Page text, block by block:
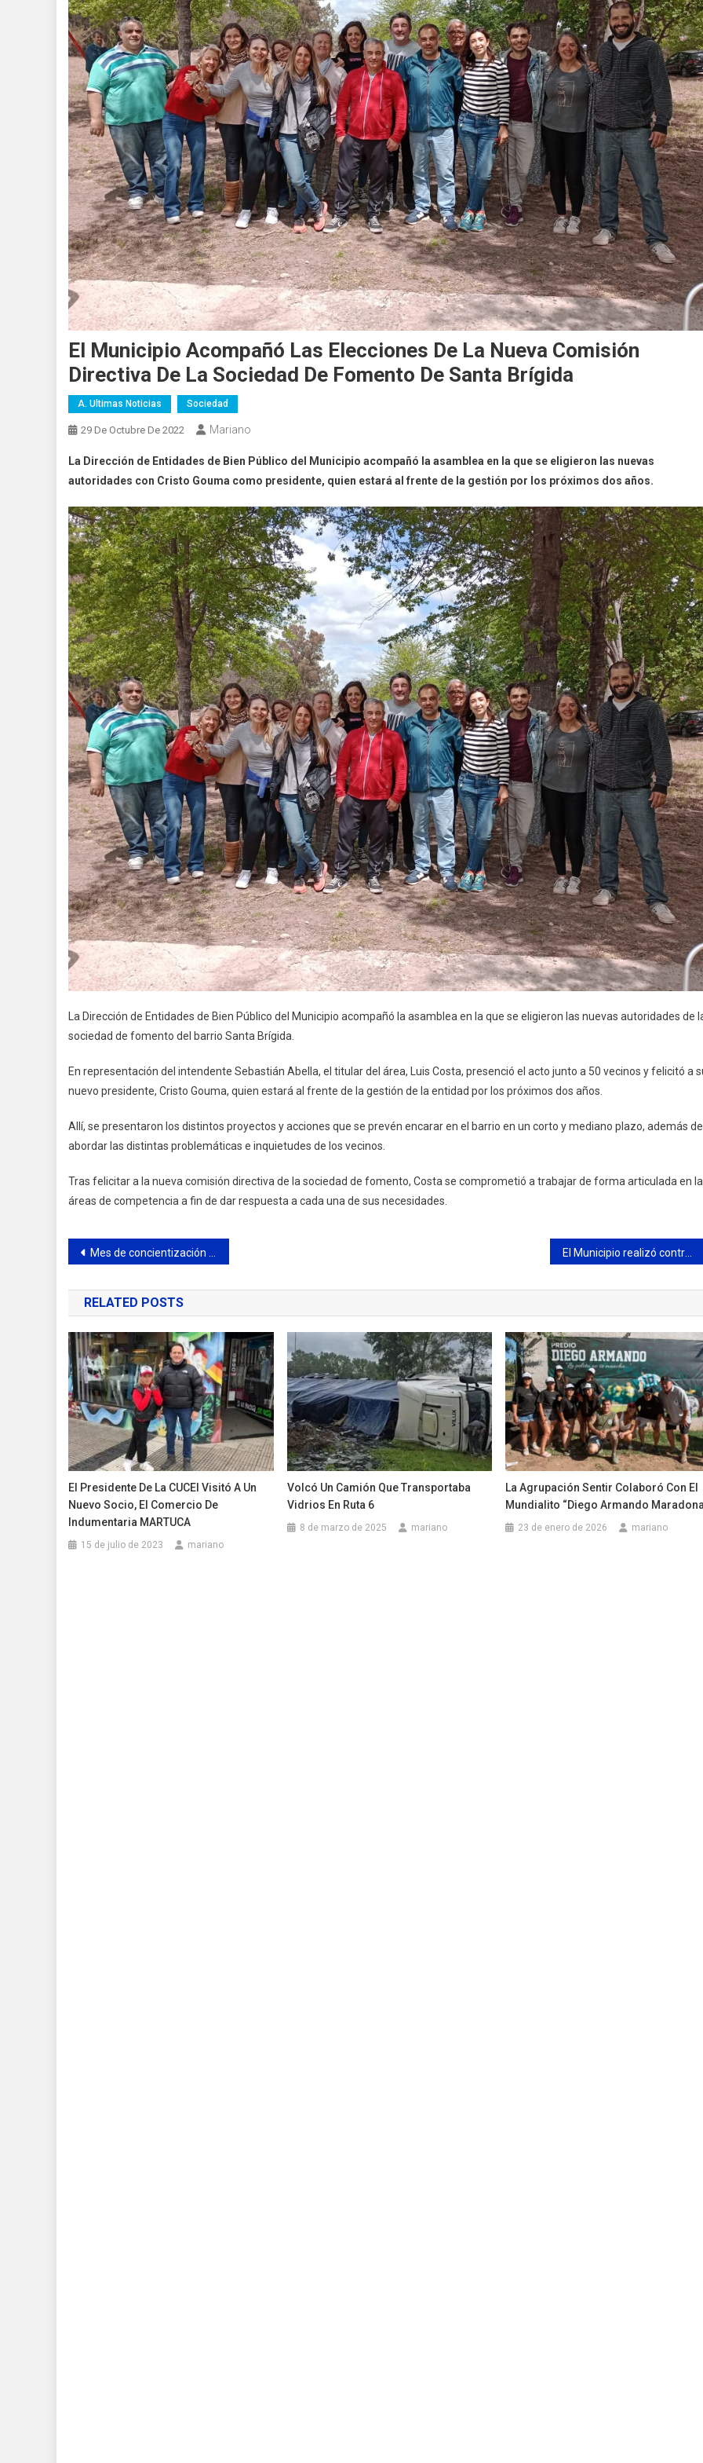
El Municipio Acompañó Las Elecciones De La Nueva Comisión
Directiva De La Sociedad De Fomento De Santa Brígida
A. Ultimas Noticias Sociedad
29 De Octubre De 2022 Mariano
La Dirección de Entidades de Bien Público del Municipio acompañó la asamblea en la que se eligieron las nuevas
autoridades con Cristo Gouma como presidente, quien estará al frente de la gestión por los próximos dos años.
La Dirección de Entidades de Bien Público del Municipio acompañó la asamblea en la que se eligieron las nuevas autoridades de
sociedad de fomento del barrio Santa Brígida.
En representación del intendente Sebastián Abella, el titular del área, Luis Costa, presenció el acto junto a 50 vecinos y felicitó a
nuevo presidente, Cristo Gouma, quien estará al frente de la gestión de la entidad por los próximos dos años.
Allí, se presentaron los distintos proyectos y acciones que se prevén encarar en el barrio en un corto y mediano plazo, además de
abordar las distintas problemáticas e inquietudes de los vecinos.
Tras felicitar a la nueva comisión directiva de la sociedad de fomento, Costa se comprometió a trabajar de forma articulada en
áreas de competencia a fin de dar respuesta a cada una de sus necesidades.
Navegación
de
entradas
Mes de concientización del Cancer de Mama
RELATED POSTS
El Presidente De La CUCEI Visitó A Un
Nuevo Socio, El Comercio De
Indumentaria MARTUCA
15 de julio de 2023 mariano
Volcó Un Camión Que Transportaba
Vidrios En Ruta 6
8 de marzo de 2025 mariano
La Agrupación Sentir Colaboró Con El
Mundialito “Diego Armando
23 de enero de 2026 mariano